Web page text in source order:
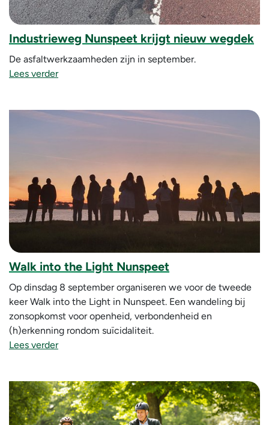
Industrieweg Nunspeet krijgt nieuw wegdek
De asfaltwerkzaamheden zijn in september.
Lees verder
Walk into the Light Nunspeet
Op dinsdag 8 september organiseren we voor de tweede
keer Walk into the Light in Nunspeet. Een wandeling bij
zonsopkomst voor openheid, verbondenheid en
(h)erkenning rondom suïcidaliteit.
Lees verder